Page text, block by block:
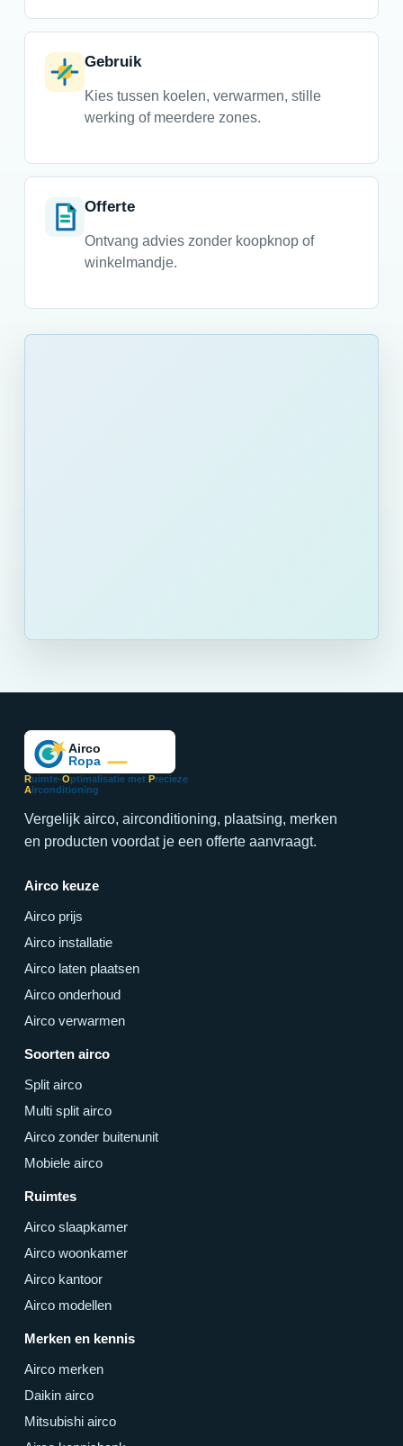
Gebruik
Kies tussen koelen, verwarmen, stille
werking of meerdere zones.
Offerte
Ontvang advies zonder koopknop of
winkelmandje.
Ruimte-Optimalisatie met Precieze
Airconditioning
Vergelijk airco, airconditioning, plaatsing, merken
en producten voordat je een offerte aanvraagt.
Airco keuze
Airco prijs
Airco installatie
Airco laten plaatsen
Airco onderhoud
Airco verwarmen
Soorten airco
Split airco
Multi split airco
Airco zonder buitenunit
Mobiele airco
Ruimtes
Airco slaapkamer
Airco woonkamer
Airco kantoor
Airco modellen
Merken en kennis
Airco merken
Daikin airco
Mitsubishi airco